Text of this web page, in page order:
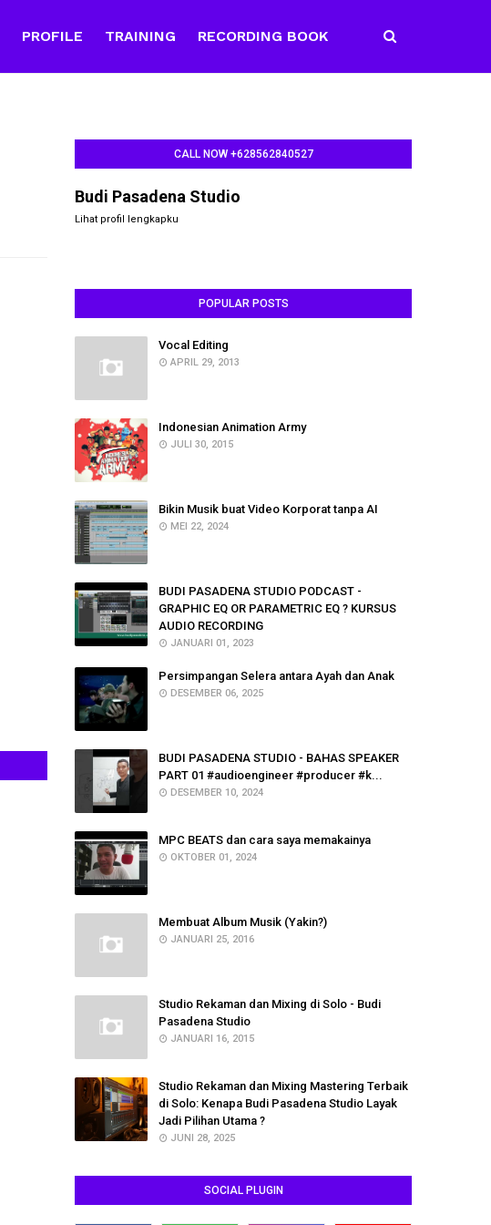
PROFILE TRAINING RECORDING BOOK
CALL NOW +628562840527
Budi Pasadena Studio
Lihat profil lengkapku
POPULAR POSTS
Vocal Editing
APRIL 29, 2013
Indonesian Animation Army
JULI 30, 2015
Bikin Musik buat Video Korporat tanpa AI
MEI 22, 2024
BUDI PASADENA STUDIO PODCAST -
GRAPHIC EQ OR PARAMETRIC EQ ? KURSUS
AUDIO RECORDING
JANUARI 01, 2023
Persimpangan Selera antara Ayah dan Anak
DESEMBER 06, 2025
BUDI PASADENA STUDIO - BAHAS SPEAKER
PART 01 #audioengineer #producer #k...
DESEMBER 10, 2024
MPC BEATS dan cara saya memakainya
OKTOBER 01, 2024
Membuat Album Musik (Yakin?)
JANUARI 25, 2016
Studio Rekaman dan Mixing di Solo - Budi
Pasadena Studio
JANUARI 16, 2015
Studio Rekaman dan Mixing Mastering Terbaik
di Solo: Kenapa Budi Pasadena Studio Layak
Jadi Pilihan Utama ?
JUNI 28, 2025
SOCIAL PLUGIN